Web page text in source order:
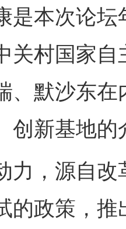
本次论坛
关村国家
、默沙东
创新基地的
源自改革
的政策，